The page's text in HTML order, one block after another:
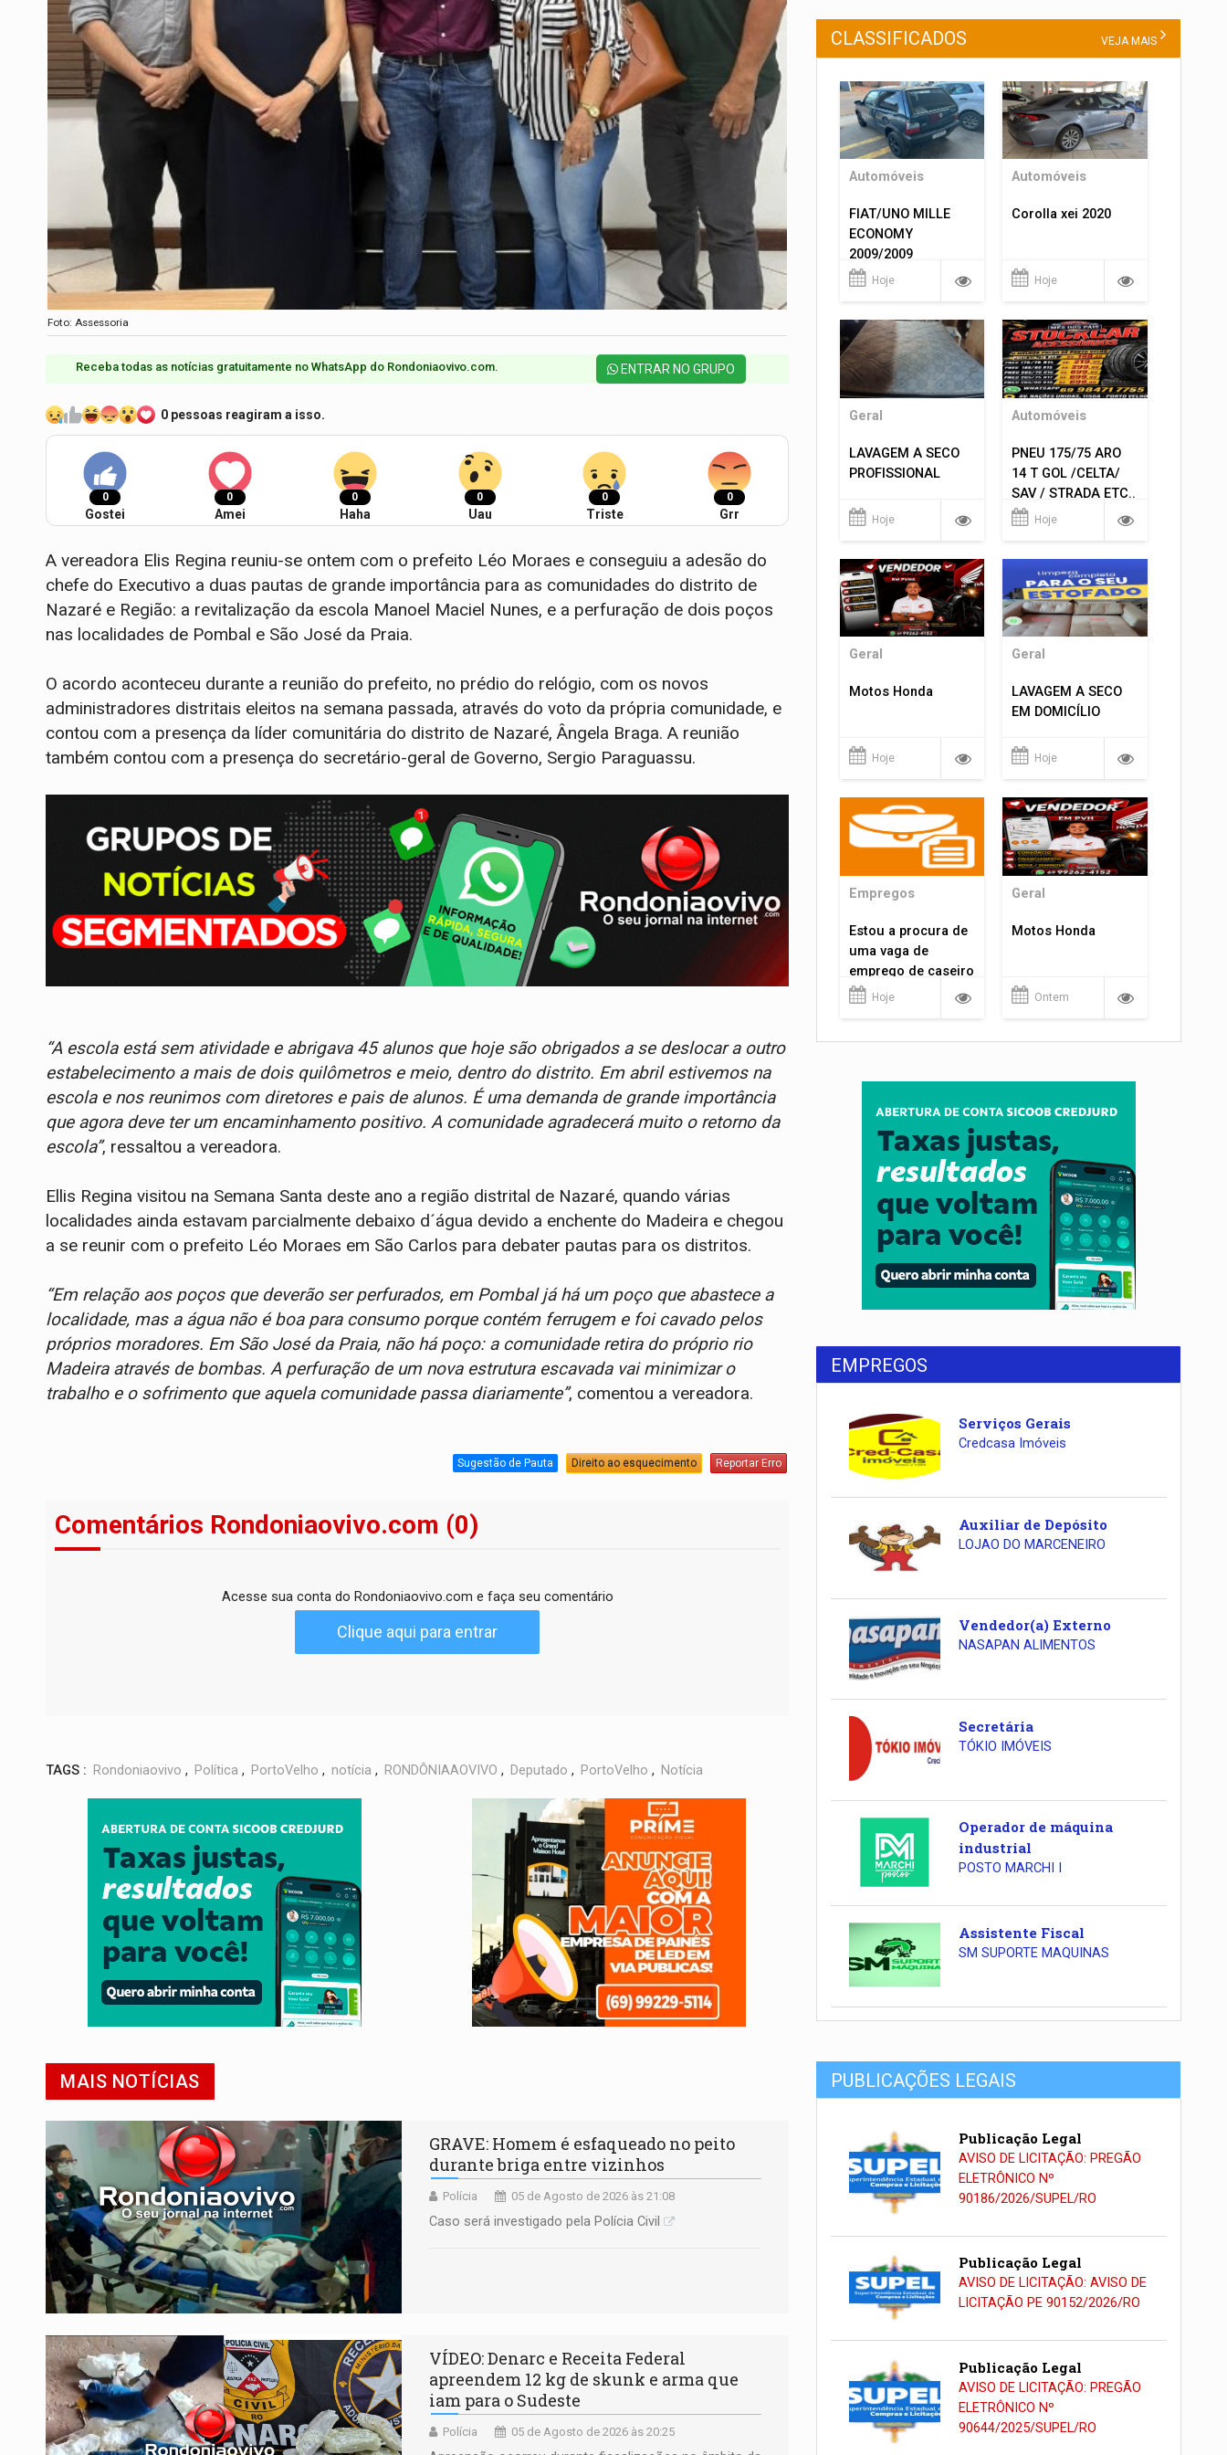
Foto: Assessoria
Receba todas as notícias gratuitamente no WhatsApp do Rondoniaovivo.com.​ ENTRAR NO GRUPO
0 pessoas reagiram a isso.
0
Gostei
0
Amei
0
Haha
0
Uau
0
Triste
0
Grr
A vereadora Elis Regina reuniu-se ontem com o prefeito Léo Moraes e conseguiu a adesão do
chefe do Executivo a duas pautas de grande importância para as comunidades do distrito de
Nazaré e Região: a revitalização da escola Manoel Maciel Nunes, e a perfuração de dois poços
nas localidades de Pombal e São José da Praia.
O acordo aconteceu durante a reunião do prefeito, no prédio do relógio, com os novos
administradores distritais eleitos na semana passada, através do voto da própria comunidade, e
contou com a presença da líder comunitária do distrito de Nazaré, Ângela Braga. A reunião
também contou com a presença do secretário-geral de Governo, Sergio Paraguassu.
“A escola está sem atividade e abrigava 45 alunos que hoje são obrigados a se deslocar a outro
estabelecimento a mais de dois quilômetros e meio, dentro do distrito. Em abril estivemos na
escola e nos reunimos com diretores e pais de alunos. É uma demanda de grande importância
que agora deve ter um encaminhamento positivo. A comunidade agradecerá muito o retorno da
escola”, ressaltou a vereadora.
Ellis Regina visitou na Semana Santa deste ano a região distrital de Nazaré, quando várias
localidades ainda estavam parcialmente debaixo d´água devido a enchente do Madeira e chegou
a se reunir com o prefeito Léo Moraes em São Carlos para debater pautas para os distritos.
“Em relação aos poços que deverão ser perfurados, em Pombal já há um poço que abastece a
localidade, mas a água não é boa para consumo porque contém ferrugem e foi cavado pelos
próprios moradores. Em São José da Praia, não há poço: a comunidade retira do próprio rio
Madeira através de bombas. A perfuração de um nova estrutura escavada vai minimizar o
trabalho e o sofrimento que aquela comunidade passa diariamente”, comentou a vereadora.
Sugestão de Pauta Direito ao esquecimento Reportar Erro
Comentários Rondoniaovivo.com (0)
Acesse sua conta do Rondoniaovivo.com e faça seu comentário
Clique aqui para entrar
TAGS : Rondoniaovivo , Política , PortoVelho , notícia , RONDÔNIAAOVIVO , Deputado , PortoVelho , Notícia
MAIS NOTÍCIAS
GRAVE: Homem é esfaqueado no peito
durante briga entre vizinhos
Polícia 05 de Agosto de 2026 às 21:08
Caso será investigado pela Polícia Civil
VÍDEO: Denarc e Receita Federal
apreendem 12 kg de skunk e arma que
iam para o Sudeste
Polícia 05 de Agosto de 2026 às 20:25
CLASSIFICADOS VEJA MAIS
Automóveis
FIAT/UNO MILLE
ECONOMY
2009/2009
Hoje
Automóveis
Corolla xei 2020
Hoje
Geral
LAVAGEM A SECO
PROFISSIONAL
Hoje
Automóveis
PNEU 175/75 ARO
14 T GOL /CELTA/
SAV / STRADA ETC..
R$ 219,99
Hoje
Geral
Motos Honda
Hoje
Geral
LAVAGEM A SECO
EM DOMICÍLIO
Hoje
Empregos
Estou a procura de
uma vaga de
emprego de caseiro
em porto velho
Hoje
Geral
Motos Honda
Ontem
EMPREGOS
Serviços Gerais
Credcasa Imóveis
Auxiliar de Depósito
LOJAO DO MARCENEIRO
Vendedor(a) Externo
NASAPAN ALIMENTOS
Secretária
TÓKIO IMÓVEIS
Operador de máquina
industrial
POSTO MARCHI I
Assistente Fiscal
SM SUPORTE MAQUINAS
PUBLICAÇÕES LEGAIS
Publicação Legal
AVISO DE LICITAÇÃO: PREGÃO
ELETRÔNICO Nº
90186/2026/SUPEL/RO
Publicação Legal
AVISO DE LICITAÇÃO: AVISO DE
LICITAÇÃO PE 90152/2026/RO
Publicação Legal
AVISO DE LICITAÇÃO: PREGÃO
ELETRÔNICO Nº
90644/2025/SUPEL/RO